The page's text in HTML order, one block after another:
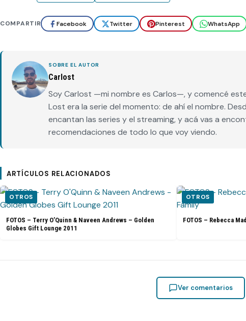
COMPARTIR Facebook Twitter Pinterest WhatsApp
SOBRE EL AUTOR
Carlost
Soy Carlost —mi nombre es Carlos—, y comencé
Lost era la serie del momento: de ahí el nombre.
encantan las series y el streaming, y acá vas a
recomendaciones de todo lo que voy viendo.
ARTÍCULOS RELACIONADOS
OTROS
FOTOS – Terry O’Quinn & Naveen Andrews – Golden
Globes Gift Lounge 2011
OTROS
FOTOS – Rebecca
Ver comentarios